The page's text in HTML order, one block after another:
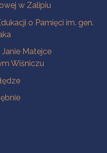
w Zalipiu
o Pamięci im. gen.
Matejce
Wiśniczu